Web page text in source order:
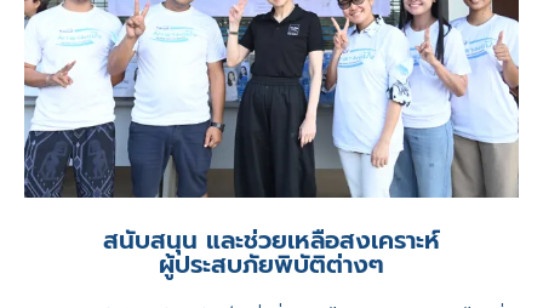
สนับสนุน และช่วยเหลือสงเคราะห์
ผู้ประสบภัยพิบัติต่างๆ